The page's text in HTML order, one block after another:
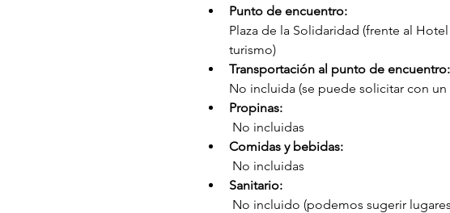
Punto de encuentro:
Plaza de la Solidaridad (frente al
turismo)
Transportación al punto de encuentro:
No incluida (se puede solicitar con un
Propinas:
No incluidas
Comidas y bebidas:
No incluidas
Sanitario:
No incluido (podemos sugerir